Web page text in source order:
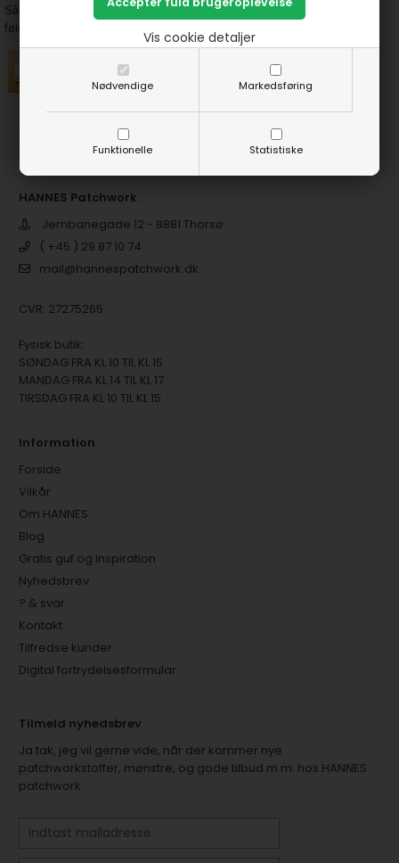
Nødvendige Markedsføring
Funktionelle Statistiske
Vis cookie detaljer
Så tilmeld dig gratis HANNES patchwork nyhedsbrev og
følg med i alt hvad der sker af tilbud, nyheder og inspiration
HANNES Patchwork
Jernbanegade 12 - 8881 Thorsø
( +45 ) 29 87 10 74
mail@hannespatchwork.dk
CVR: 27275265
Fysisk butik:
SØNDAG FRA KL 10 TIL KL 15
MANDAG FRA KL 14 TIL KL 17
TIRSDAG FRA KL 10 TIL KL 15
Information
Forside
Vilkår
Om HANNES
Blog
Gratis guf og inspiration
Nyhedsbrev
? & svar
Kontakt
Tilfredse kunder
Digital fortrydelsesformular
Tilmeld nyhedsbrev
Ja tak, jeg vil gerne vide, når der kommer nye
patchworkstoffer, mønstre, og gode tilbud m.m. hos HANNES
patchwork.